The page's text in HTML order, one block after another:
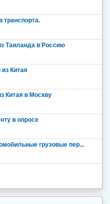
транспорта.
Таиланда в Россию
из Китая
Китая в Москву
в опросе
грузовые пер...